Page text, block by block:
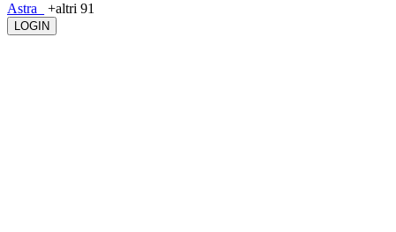
Astra_ +altri 91
LOGIN